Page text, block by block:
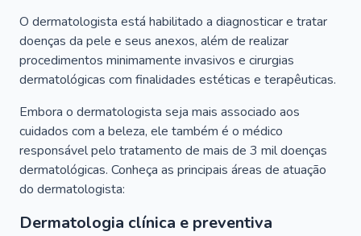
O dermatologista está habilitado a diagnosticar e tratar
doenças da pele e seus anexos, além de realizar
procedimentos minimamente invasivos e cirurgias
dermatológicas com finalidades estéticas e terapêuticas.
Embora o dermatologista seja mais associado aos
cuidados com a beleza, ele também é o médico
responsável pelo tratamento de mais de 3 mil doenças
dermatológicas. Conheça as principais áreas de atuação
do dermatologista:
Dermatologia clínica e preventiva